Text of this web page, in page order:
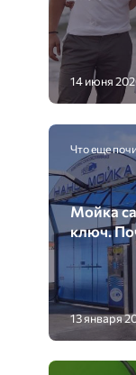
14 июня
Что еще
Мойка
ключ.
13 января